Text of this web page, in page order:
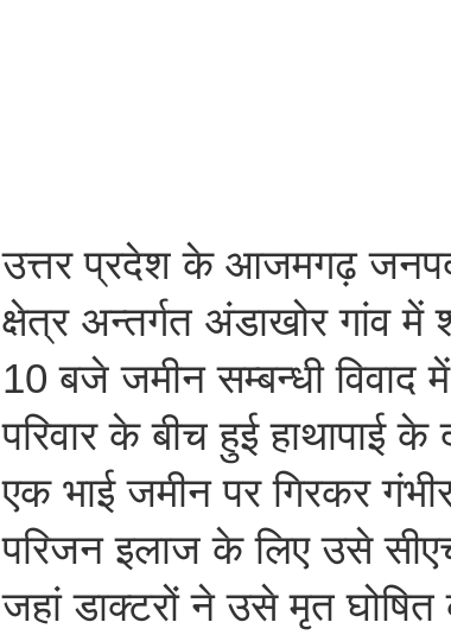
उत्तर प्रदेश के आजमगढ़ जनपद
क्षेत्र अन्तर्गत अंडाखोर गांव में
10 बजे जमीन सम्बन्धी विवाद
परिवार के बीच हुई हाथापाई
एक भाई जमीन पर गिरकर
परिजन इलाज के लिए उसे
जहां डाक्टरों ने उसे मृत घोषित